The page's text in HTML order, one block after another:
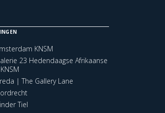
KNSM
23 Hedendaagse Afrikaanse
| The Gallery Lane
Tiel